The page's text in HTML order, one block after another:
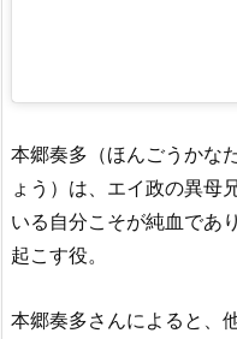
本郷奏多（ほんごうかな
ょう）は、エイ政の異母
いる自分こそが純血であ
起こす役。
本郷奏多さんによると、